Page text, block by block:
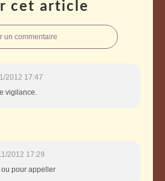
cet article
un commentaire
2012 17:47
vigilance.
2012 17:29
pour appeller